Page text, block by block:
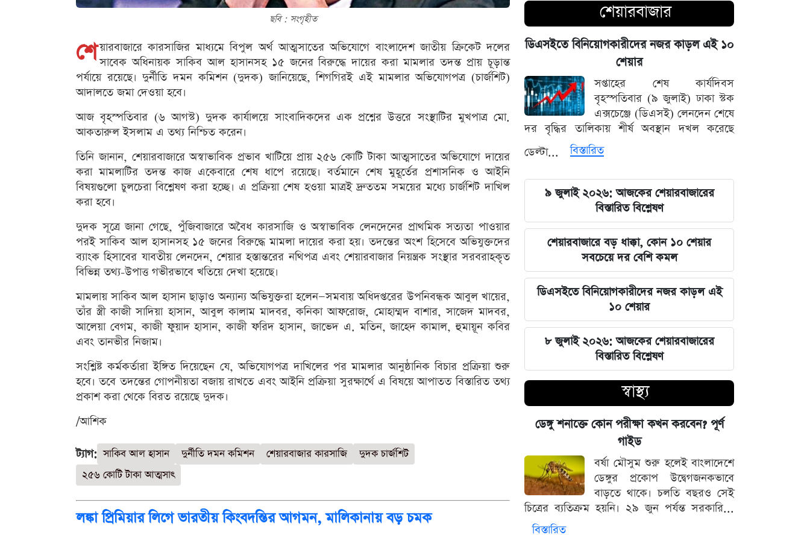
ছবি : সংগৃহীত
শে য়ারবাজারে কারসাজির মাধ্যমে বিপুল অর্থ আত্মসাতের অভিযোগে বাংলাদেশ জাতীয় ক্রিকেট দলের
সাবেক অধিনায়ক সাকিব আল হাসানসহ ১৫ জনের বিরুদ্ধে দায়ের করা মামলার তদন্ত প্রায় চূড়ান্ত
পর্যায়ে রয়েছে। দুর্নীতি দমন কমিশন (দুদক) জানিয়েছে, শিগগিরই এই মামলার অভিযোগপত্র (চার্জশিট)
আদালতে জমা দেওয়া হবে।
আজ বৃহস্পতিবার (৬ আগস্ট) দুদক কার্যালয়ে সাংবাদিকদের এক প্রশ্নের উত্তরে সংস্থাটির মুখপাত্র মো.
আকতারুল ইসলাম এ তথ্য নিশ্চিত করেন।
তিনি জানান, শেয়ারবাজারে অস্বাভাবিক প্রভাব খাটিয়ে প্রায় ২৫৬ কোটি টাকা আত্মসাতের অভিযোগে দায়ের
করা মামলাটির তদন্ত কাজ একেবারে শেষ ধাপে রয়েছে। বর্তমানে শেষ মুহূর্তের প্রশাসনিক ও আইনি
বিষয়গুলো চুলচেরা বিশ্লেষণ করা হচ্ছে। এ প্রক্রিয়া শেষ হওয়া মাত্রই দ্রুততম সময়ের মধ্যে চার্জশিট দাখিল
করা হবে।
দুদক সূত্রে জানা গেছে, পুঁজিবাজারে অবৈধ কারসাজি ও অস্বাভাবিক লেনদেনের প্রাথমিক সত্যতা পাওয়ার
পরই সাকিব আল হাসানসহ ১৫ জনের বিরুদ্ধে মামলা দায়ের করা হয়। তদন্তের অংশ হিসেবে অভিযুক্তদের
ব্যাংক হিসাবের যাবতীয় লেনদেন, শেয়ার হস্তান্তরের নথিপত্র এবং শেয়ারবাজার নিয়ন্ত্রক সংস্থার সরবরাহকৃত
বিভিন্ন তথ্য-উপাত্ত গভীরভাবে খতিয়ে দেখা হয়েছে।
মামলায় সাকিব আল হাসান ছাড়াও অন্যান্য অভিযুক্তরা হলেন—সমবায় অধিদপ্তরের উপনিবন্ধক আবুল খায়ের,
তাঁর স্ত্রী কাজী সাদিয়া হাসান, আবুল কালাম মাদবর, কনিকা আফরোজ, মোহাম্মদ বাশার, সাজেদ মাদবর,
আলেয়া বেগম, কাজী ফুয়াদ হাসান, কাজী ফরিদ হাসান, জাভেদ এ. মতিন, জাহেদ কামাল, হুমায়ূন কবির
এবং তানভীর নিজাম।
সংশ্লিষ্ট কর্মকর্তারা ইঙ্গিত দিয়েছেন যে, অভিযোগপত্র দাখিলের পর মামলার আনুষ্ঠানিক বিচার প্রক্রিয়া শুরু
হবে। তবে তদন্তের গোপনীয়তা বজায় রাখতে এবং আইনি প্রক্রিয়া সুরক্ষার্থে এ বিষয়ে আপাতত বিস্তারিত তথ্য
প্রকাশ করা থেকে বিরত রয়েছে দুদক।
/আশিক
ট্যাগ: সাকিব আল হাসান দুর্নীতি দমন কমিশন শেয়ারবাজার কারসাজি
দুদক চার্জশিট
২৫৬ কোটি টাকা আত্মসাৎ
লঙ্কা প্রিমিয়ার লিগে ভারতীয় কিংবদন্তির আগমন, মালিকানায় বড় চমক
আগামী ৪৮ ঘণ্টার আবহাওয়ার চিত্র: ঝোড়ো
বৃষ্টি নিয়ে সতর্কবার্তা
'মানুষ ভোট দিয়ে এমপি বানিয়েছে,
বিএনপিকে সত্য মেনে নিতে হবে': রুমিন
ফারহানা
৫ আগস্টের ভরদুপুরে দেশত্যাগ: গণভবন
থেকে ভারতের ফ্লাইট পর্যন্ত যা ঘটেছিল
ভারতপ্রেমী হলে দাগি আসামির অপরাধও
চোখ এড়িয়ে যায় দিল্লির: রুহুল কবির
রিজভী
বাংলাদেশ আর কোনো দেশের 'ক্লায়েন্ট স্টেট'
থাকবে না: পররাষ্ট্রমন্ত্রী ড. খলিলুর রহমান
এক ক্লিকেই ফোন-ল্যাপটপের নিয়ন্ত্রণ নিচ্ছে
হ্যাকাররা, পপ-আপ আপডেট নিয়ে কড়া
হুঁশিয়ারি
চাঁদের পৃষ্ঠে ফ্যালকন-৯ রকেটের
অনাকাঙ্ক্ষিত আঘাত
আবু সাঈদের ছবি ছাড়া কোনো ডকুমেন্টারি
হতে পারে না: ভারপ্রাপ্ত রাষ্ট্রপতি হাফিজ
উদ্দিন
জুলাই স্মৃতি জাদুঘর উদ্বোধন করলেন
প্রধানমন্ত্রী তারেক রহমান
মার্কিন ক্ষেপণাস্ত্র মজুত নিয়ে নতুন তথ্য, কী
শেয়ারবাজার
ডিএসইতে বিনিয়োগকারীদের নজর কাড়ল এই ১০
শেয়ার
সপ্তাহের শেষ কার্যদিবস
বৃহস্পতিবার (৯ জুলাই) ঢাকা স্টক
এক্সচেঞ্জে (ডিএসই) লেনদেন শেষে
দর বৃদ্ধির তালিকায় শীর্ষ অবস্থান দখল করেছে
ডেল্টা...
বিস্তারিত
৯ জুলাই ২০২৬: আজকের শেয়ারবাজারের
বিস্তারিত বিশ্লেষণ
শেয়ারবাজারে বড় ধাক্কা, কোন ১০ শেয়ার
সবচেয়ে দর বেশি কমল
ডিএসইতে বিনিয়োগকারীদের নজর কাড়ল এই
১০ শেয়ার
৮ জুলাই ২০২৬: আজকের শেয়ারবাজারের
বিস্তারিত বিশ্লেষণ
স্বাস্থ্য
ডেঙ্গু শনাক্তে কোন পরীক্ষা কখন করবেন? পূর্ণ
গাইড
বর্ষা মৌসুম শুরু হলেই বাংলাদেশে
ডেঙ্গুর প্রকোপ উদ্বেগজনকভাবে
বাড়তে থাকে। চলতি বছরও সেই
চিত্রের ব্যতিক্রম হয়নি। ২৯ জুন পর্যন্ত সরকারি...
বিস্তারিত